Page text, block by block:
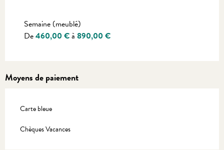
Semaine (meublé)
De460,00 €à 890,00 €
Moyens de paiement
Carte bleue
Chèques Vacances